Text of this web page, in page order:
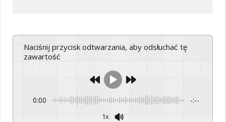
Naciśnij przycisk odtwarzania, aby odsłuchać tę
zawartość
0:00 -:--
1x